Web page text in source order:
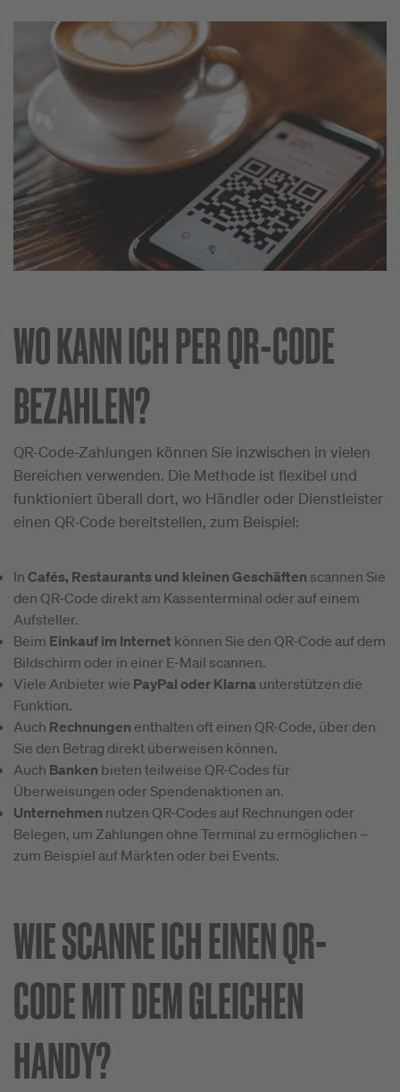
WO KANN ICH PER QR-CODE
BEZAHLEN?
QR-Code-Zahlungen können Sie inzwischen in vielen
Bereichen verwenden. Die Methode ist flexibel und
funktioniert überall dort, wo Händler oder Dienstleister
einen QR-Code bereitstellen, zum Beispiel:
In Cafés, Restaurants und kleinen Geschäften scannen Sie
den QR-Code direkt am Kassenterminal oder auf einem
Aufsteller.
Beim Einkauf im Internet können Sie den QR-Code auf dem
Bildschirm oder in einer E-Mail scannen.
Viele Anbieter wie PayPal oder Klarna unterstützen die
Funktion.
Auch Rechnungen enthalten oft einen QR-Code, über den
Sie den Betrag direkt überweisen können.
Auch Banken bieten teilweise QR-Codes für
Überweisungen oder Spendenaktionen an.
Unternehmen nutzen QR-Codes auf Rechnungen oder
Belegen, um Zahlungen ohne Terminal zu ermöglichen –
zum Beispiel auf Märkten oder bei Events.
WIE SCANNE ICH EINEN QR-
CODE MIT DEM GLEICHEN
HANDY?